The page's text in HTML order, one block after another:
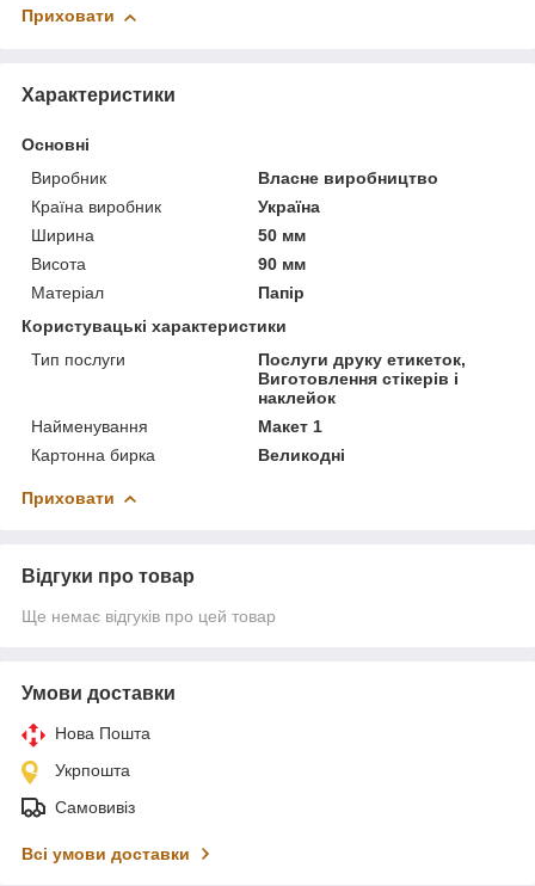
Приховати
Характеристики
Основні
Виробник
Власне виробництво
Країна виробник
Україна
Ширина
50 мм
Висота
90 мм
Матеріал
Папір
Користувацькі характеристики
Тип послуги
Послуги друку етикеток,
Виготовлення стікерів і
наклейок
Найменування
Макет 1
Картонна бирка
Великодні
Приховати
Відгуки про товар
Ще немає відгуків про цей товар
Умови доставки
Нова Пошта
Укрпошта
Самовивіз
Всі умови доставки